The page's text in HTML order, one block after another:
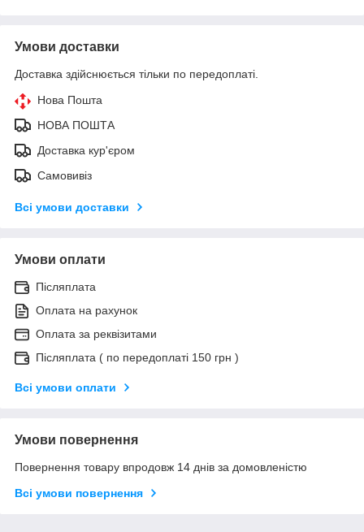
Умови доставки
Доставка здійснюється тільки по передоплаті.
Нова Пошта
НОВА ПОШТА
Доставка кур'єром
Самовивіз
Всі умови доставки
Умови оплати
Післяплата
Оплата на рахунок
Оплата за реквізитами
Післяплата ( по передоплаті 150 грн )
Всі умови оплати
Умови повернення
Повернення товару впродовж 14 днів за домовленістю
Всі умови повернення